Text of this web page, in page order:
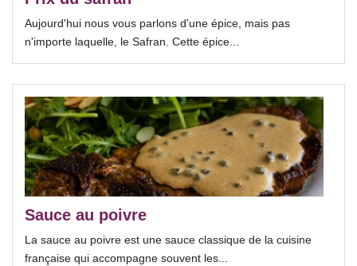
Aujourd'hui nous vous parlons d'une épice, mais pas
n'importe laquelle, le Safran. Cette épice...
Sauce au poivre
La sauce au poivre est une sauce classique de la cuisine
française qui accompagne souvent les...